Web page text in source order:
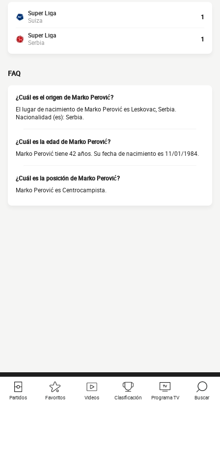
Super Liga
Suiza
1
Super Liga
Serbia
1
FAQ
¿Cuál es el origen de Marko Perović?
El lugar de nacimiento de Marko Perović es Leskovac, Serbia.
Nacionalidad (es): Serbia.
¿Cuál es la edad de Marko Perović?
Marko Perović tiene 42 años. Su fecha de nacimiento es 11/01/1984.
¿Cuál es la posición de Marko Perović?
Marko Perović es Centrocampista.
Partidos Favoritos Videos Clasificación Programa TV Buscar